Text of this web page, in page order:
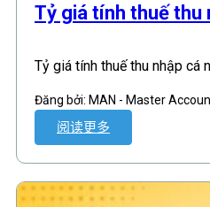
Tỷ giá tính thuế thu
Tỷ giá tính thuế thu nhập cá
Đăng bởi: MAN - Master
阅读更多